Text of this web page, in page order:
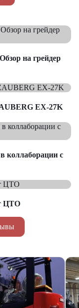
на грейдер
EX-27K
коллаборации с
ЦТО